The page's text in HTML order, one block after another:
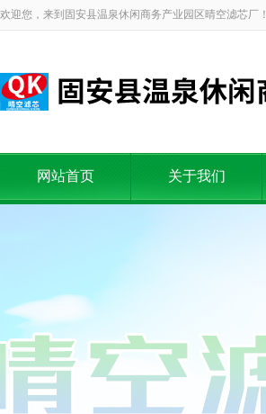
欢迎您，来到固安县温泉休闲商务产业园区晴空滤芯厂！
网站首页 关于我们